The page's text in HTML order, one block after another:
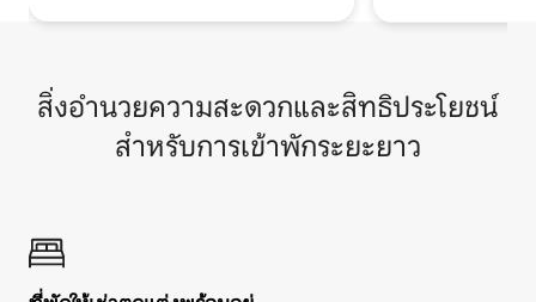
สิ่งอำนวยความสะดวกและสิทธิประโยชน์
สำหรับการเข้าพักระยะยาว